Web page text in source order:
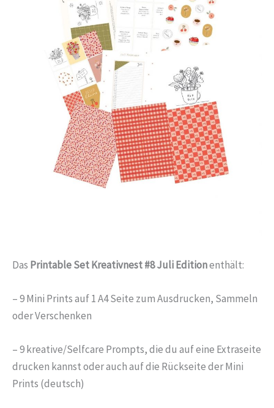
Das Printable Set Kreativnest #8 Juli Editionenthält:
– 9 Mini Prints auf 1 A4 Seite zum Ausdrucken, Sammeln
oder Verschenken
– 9 kreative/Selfcare Prompts, die du auf eine Extraseite
drucken kannst oder auch auf die Rückseite der Mini
Prints (deutsch)